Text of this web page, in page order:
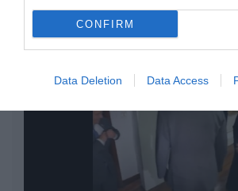
CONFIRM
Data Deletion Data Access